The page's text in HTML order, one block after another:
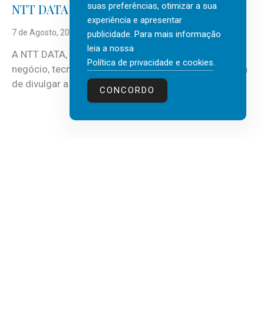
NTT DATA Insurtech Global Outlook 2026
7 de Agosto, 2026
A NTT DATA, consultora global em serviços de
negócio, tecnologia e inteligência artificial (IA), acaba
de divulgar a mais recente...
suas preferências, otimizar a sua
experiência e apresentar
publicidade. Para mais informação
leia a nossa
Política de privacidade e cookies.
CONCORDO